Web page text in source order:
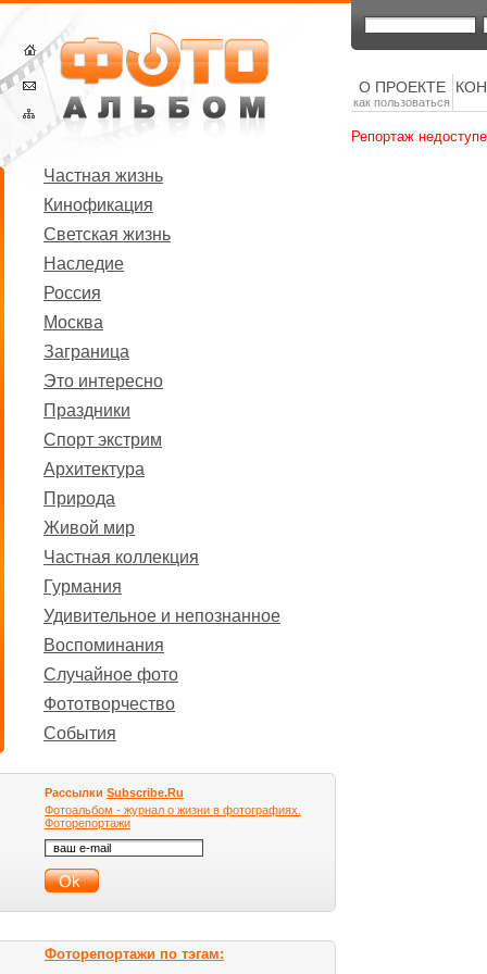
Частная жизнь
Кинофикация
Светская жизнь
Наследие
Россия
Москва
Заграница
Это интересно
Праздники
Спорт экстрим
Архитектура
Природа
Живой мир
Частная коллекция
Гурмания
Удивительное и непознанное
Воспоминания
Случайное фото
Фототворчество
События
Рассылки Subscribe.Ru
Фотоальбом - журнал о жизни в фотографиях.
Фоторепортажи
Фоторепортажи по тэгам:
О ПРОЕКТЕ
как пользоваться
Репортаж